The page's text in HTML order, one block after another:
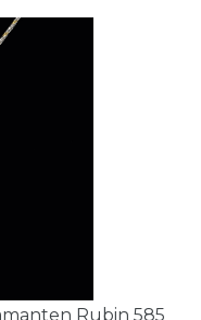
Rubin 585